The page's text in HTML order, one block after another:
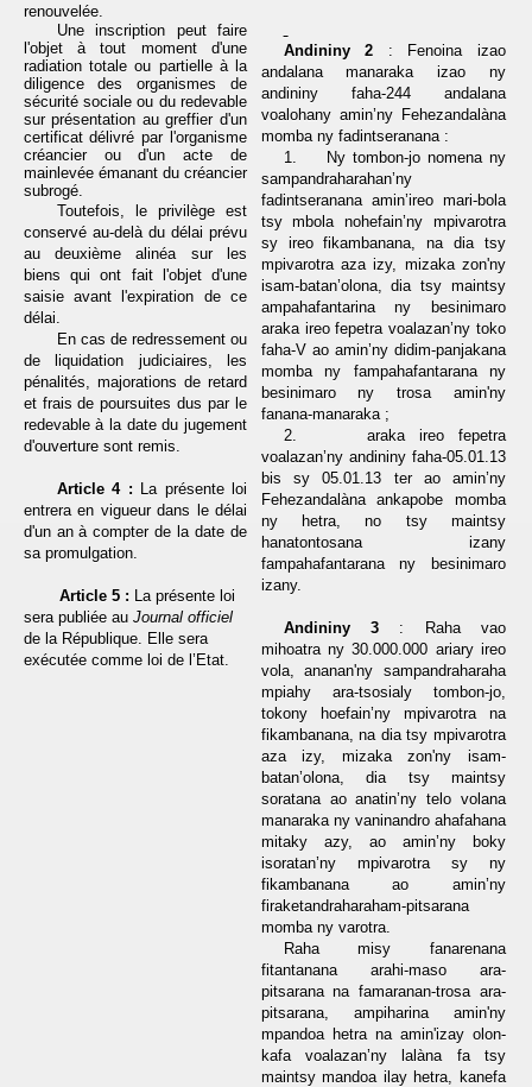
renouvelée.
Une inscription peut faire
l'objet à tout moment d'une
radiation totale ou partielle à la
diligence des organismes de
sécurité sociale ou du redevable
sur présentation au greffier d'un
certificat délivré par l'organisme
créancier ou d'un acte de
mainlevée émanant du créancier
subrogé.
Toutefois, le privilège est
conservé au-delà du délai prévu
au deuxième alinéa sur les
biens qui ont fait l'objet d'une
saisie avant l'expiration de ce
délai.
En cas de redressement ou
de liquidation judiciaires, les
pénalités, majorations de retard
et frais de poursuites dus par le
redevable à la date du jugement
d'ouverture sont remis.
Article 4 : La présente loi
entrera en vigueur dans le délai
d'un an à compter de la date de
sa promulgation.
Article 5 : La présente loi
sera publiée au Journal officiel
de la République. Elle sera
exécutée comme loi de l’Etat.
Andininy 2 : Fenoina izao
andalana manaraka izao ny
andininy faha-244 andalana
voalohany amin’ny Fehezandalàna
momba ny fadintseranana :
1.
Ny tombon-jo nomena ny
sampandraharahan’ny
fadintseranana amin’ireo mari-bola
tsy mbola nohefain’ny mpivarotra
sy ireo fikambanana, na dia tsy
mpivarotra aza izy, mizaka zon'ny
isam-batan’olona, dia tsy maintsy
ampahafantarina ny besinimaro
araka ireo fepetra voalazan’ny toko
faha-V ao amin’ny didim-panjakana
momba ny fampahafantarana ny
besinimaro ny trosa amin'ny
fanana-manaraka ;
2.
araka ireo fepetra
voalazan’ny andininy faha-05.01.13
bis sy 05.01.13 ter ao amin’ny
Fehezandalàna ankapobe momba
ny hetra, no tsy maintsy
hanatontosana izany
fampahafantarana ny besinimaro
izany.
Andininy 3: Raha vao
mihoatra ny 30.000.000 ariary ireo
vola, ananan'ny sampandraharaha
mpiahy ara-tsosialy tombon-jo,
tokony hoefain’ny mpivarotra na
fikambanana, na dia tsy mpivarotra
aza izy, mizaka zon'ny isam-
batan’olona, dia tsy maintsy
soratana ao anatin’ny telo volana
manaraka ny vaninandro ahafahana
mitaky azy, ao amin’ny boky
isoratan’ny mpivarotra sy ny
fikambanana ao amin’ny
firaketandraharaham-pitsarana
momba ny varotra.
Raha misy fanarenana
fitantanana arahi-maso ara-
pitsarana na famaranan-trosa ara-
pitsarana, ampiharina amin'ny
mpandoa hetra na amin'izay olon-
kafa voalazan’ny lalàna fa tsy
maintsy mandoa ilay hetra, kanefa